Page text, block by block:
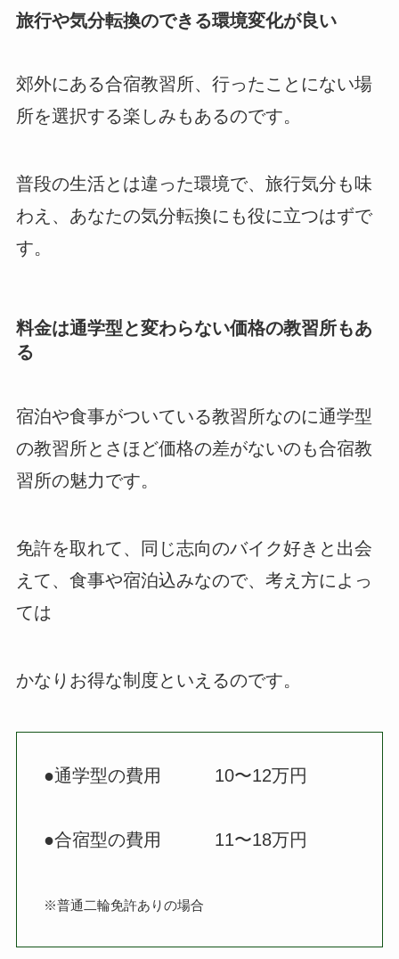
旅行や気分転換のできる環境変化が良い
郊外にある合宿教習所、行ったことにない場
所を選択する楽しみもあるのです。
普段の生活とは違った環境で、旅行気分も味
わえ、あなたの気分転換にも役に立つはずで
す。
料金は通学型と変わらない価格の教習所もあ
る
宿泊や食事がついている教習所なのに通学型
の教習所とさほど価格の差がないのも合宿教
習所の魅力です。
免許を取れて、同じ志向のバイク好きと出会
えて、食事や宿泊込みなので、考え方によっ
ては
かなりお得な制度といえるのです。
●通学型の費用 10〜12万円
●合宿型の費用 11〜18万円
※普通二輪免許ありの場合